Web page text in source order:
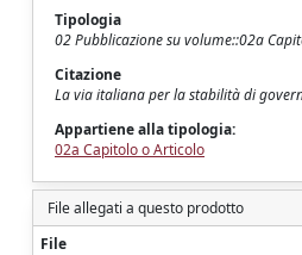
Tipologia
02 Pubblicazione su volume::02a
Citazione
La via italiana per la stabilità di
Appartiene alla tipologia:
02a Capitolo o Articolo
File allegati a questo prodotto
File